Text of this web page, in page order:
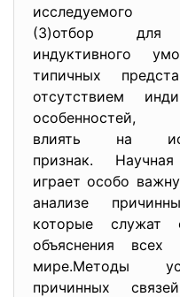
исследуемого
(3)отбор для
индуктивного
типичных
отсутствием
особенностей,
влиять на
признак.
играет особо
анализе
которые служат
объяснения всех
мире.Методы
причинных